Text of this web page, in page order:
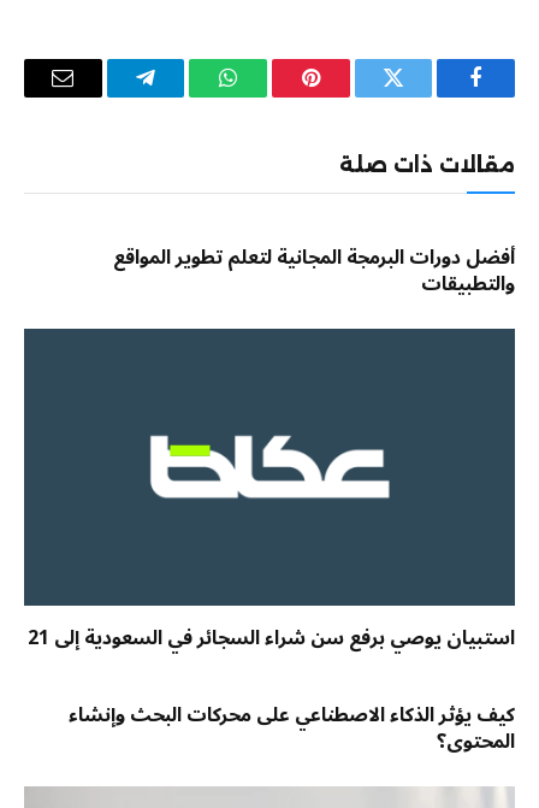
فيسبوك تويتر بينتيريستواتساب تيلقرام
البريد
مقالات ذات صلة
أفضل دورات البرمجة المجانية لتعلم تطوير المواقع
والتطبيقات
استبيان يوصي برفع سن شراء السجائر في السعودية إلى 21
كيف يؤثر الذكاء الاصطناعي على محركات البحث وإنشاء
المحتوى؟